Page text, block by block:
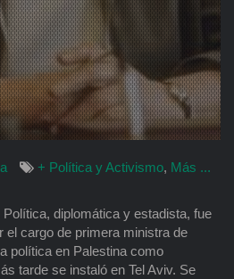
+ Política y Activismo, Más ...
diplomática y estadista, fue
el cargo de primera ministra de
política en Palestina como
tarde se instaló en Tel Aviv. Se